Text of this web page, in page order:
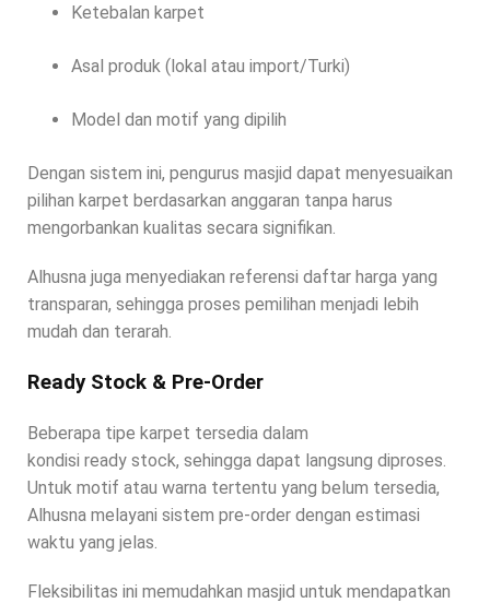
Ketebalan karpet
Asal produk (lokal atau import/Turki)
Model dan motif yang dipilih
Dengan sistem ini, pengurus masjid dapat menyesuaikan
pilihan karpet berdasarkan anggaran tanpa harus
mengorbankan kualitas secara signifikan.
Alhusna juga menyediakan referensi daftar harga yang
transparan, sehingga proses pemilihan menjadi lebih
mudah dan terarah.
Ready Stock & Pre-Order
Beberapa tipe karpet tersedia dalam
kondisi ready stock, sehingga dapat langsung diproses.
Untuk motif atau warna tertentu yang belum tersedia,
Alhusna melayani sistem pre-order dengan estimasi
waktu yang jelas.
Fleksibilitas ini memudahkan masjid untuk mendapatkan